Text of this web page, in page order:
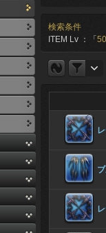
検索条件
ITEM Lv ：「